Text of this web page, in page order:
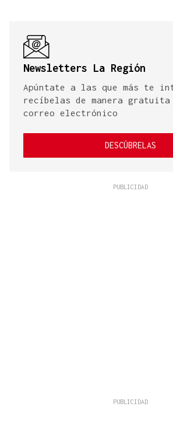
Newsletters La Región
Apúntate a las que más te
recíbelas de manera
correo electrónico
DESCÚBRELAS